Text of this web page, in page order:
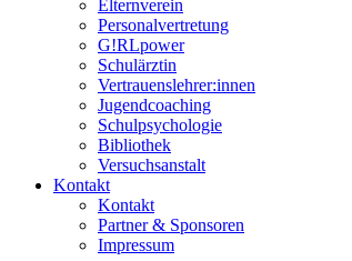
Elternverein
Personalvertretung
G!RLpower
Schulärztin
Vertrauenslehrer:innen
Jugendcoaching
Schulpsychologie
Bibliothek
Versuchsanstalt
Kontakt
Kontakt
Partner & Sponsoren
Impressum